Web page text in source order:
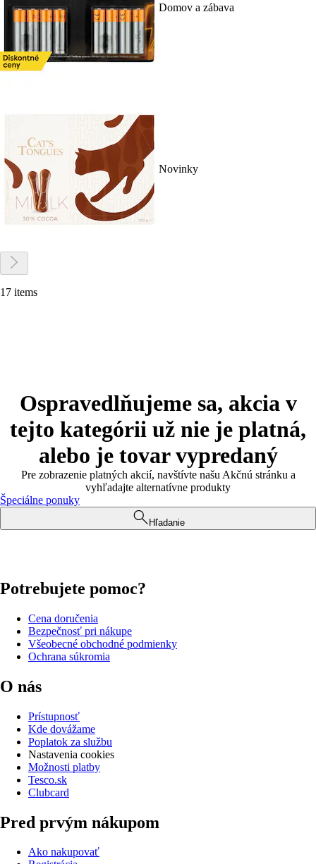
Domov a zábava
Novinky
17 items
Ospravedlňujeme sa, akcia v
tejto kategórii už nie je platná,
alebo je tovar vypredaný
Pre zobrazenie platných akcií, navštívte našu Akčnú stránku a
vyhľadajte alternatívne produkty
Špeciálne ponuky
Hľadanie
Potrebujete pomoc?
Cena doručenia
Bezpečnosť pri nákupe
Všeobecné obchodné podmienky
Ochrana súkromia
O nás
Prístupnosť
Kde dovážame
Poplatok za službu
Nastavenia cookies
Možnosti platby
Tesco.sk
Clubcard
Pred prvým nákupom
Ako nakupovať